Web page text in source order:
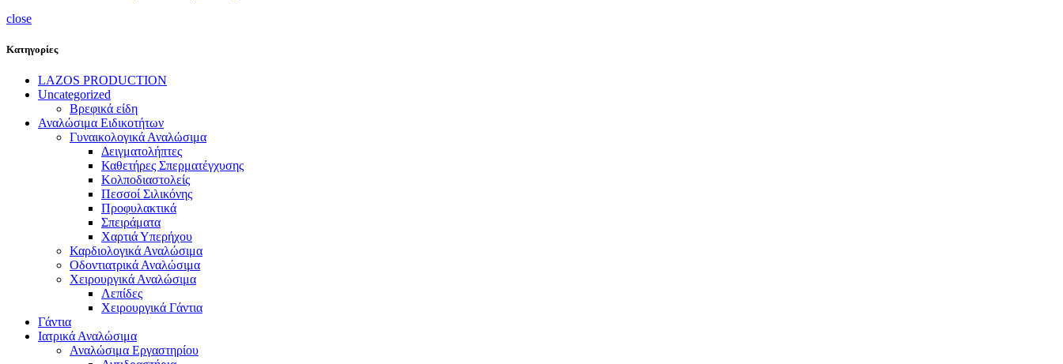
close
Κατηγορίες
LAZOS PRODUCTION
Uncategorized
Βρεφικά είδη
Αναλώσιμα Ειδικοτήτων
Γυναικολογικά Αναλώσιμα
Δειγματολήπτες
Καθετήρες Σπερματέγχυσης
Κολποδιαστολείς
Πεσσοί Σιλικόνης
Προφυλακτικά
Σπειράματα
Χαρτιά Υπερήχου
Καρδιολογικά Αναλώσιμα
Οδοντιατρικά Αναλώσιμα
Χειρουργικά Αναλώσιμα
Λεπίδες
Χειρουργικά Γάντια
Γάντια
Ιατρικά Αναλώσιμα
Αναλώσιμα Εργαστηρίου